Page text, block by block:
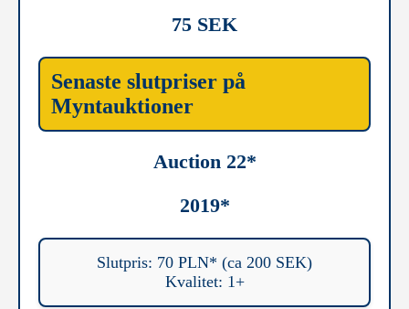
75 SEK
Senaste slutpriser på
Myntauktioner
Auction 22*
2019*
Slutpris: 70 PLN* (ca 200 SEK)
Kvalitet: 1+